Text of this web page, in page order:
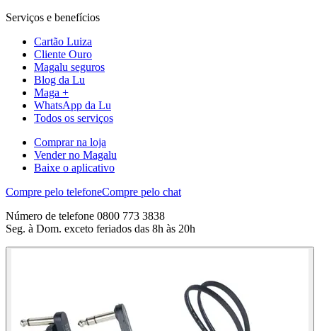
Serviços e benefícios
Cartão Luiza
Cliente Ouro
Magalu seguros
Blog da Lu
Maga +
WhatsApp da Lu
Todos os serviços
Comprar na loja
Vender no Magalu
Baixe o aplicativo
Compre pelo telefoneCompre pelo chat
Número de telefone 0800 773 3838
Seg. à Dom. exceto feriados das 8h às 20h